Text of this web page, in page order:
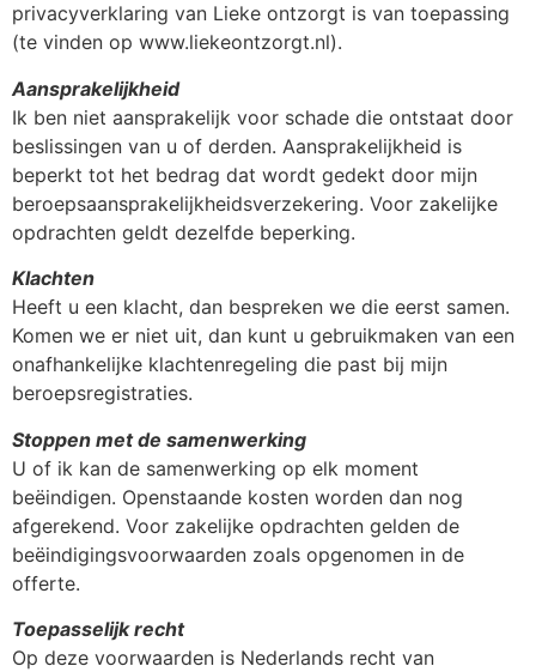
privacyverklaring van Lieke ontzorgt is van toepassing
(te vinden op www.liekeontzorgt.nl).
Aansprakelijkheid
Ik ben niet aansprakelijk voor schade die ontstaat door
beslissingen van u of derden. Aansprakelijkheid is
beperkt tot het bedrag dat wordt gedekt door mijn
beroepsaansprakelijkheidsverzekering. Voor zakelijke
opdrachten geldt dezelfde beperking.
Klachten
Heeft u een klacht, dan bespreken we die eerst samen.
Komen we er niet uit, dan kunt u gebruikmaken van een
onafhankelijke klachtenregeling die past bij mijn
beroepsregistraties.
Stoppen met de samenwerking
U of ik kan de samenwerking op elk moment
beëindigen. Openstaande kosten worden dan nog
afgerekend. Voor zakelijke opdrachten gelden de
beëindigingsvoorwaarden zoals opgenomen in de
offerte.
Toepasselijk recht
Op deze voorwaarden is Nederlands recht van